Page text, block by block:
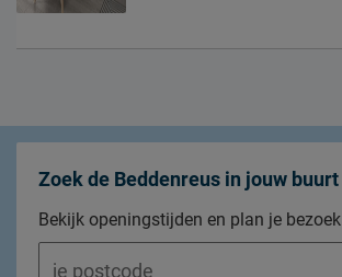
Zoek de Beddenreus in jouw buurt
Bekijk openingstijden en plan je bezoek